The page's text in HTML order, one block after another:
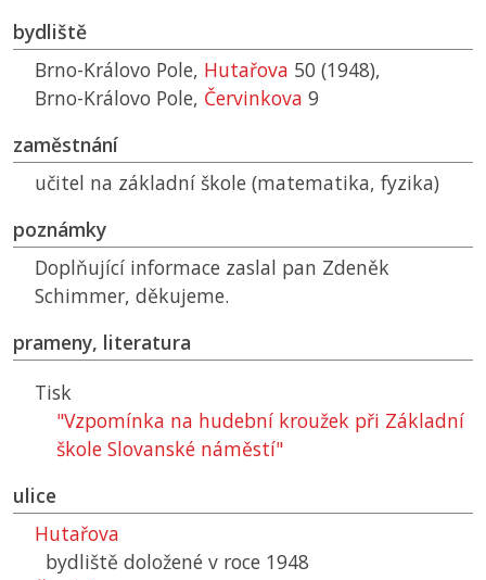
bydliště
Brno-Královo Pole, Hutařova 50 (1948),
Brno-Královo Pole, Červinkova 9
zaměstnání
učitel na základní škole (matematika, fyzika)
poznámky
Doplňující informace zaslal pan Zdeněk
Schimmer, děkujeme.
prameny, literatura
Tisk
"Vzpomínka na hudební kroužek při Základní
škole Slovanské náměstí"
ulice
Hutařova
bydliště doložené v roce 1948